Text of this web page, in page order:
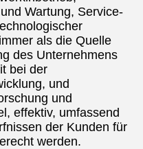
Wartung, Service-
als die Quelle
des Unternehmens
bei der
und
und
effektiv, umfassend
der Kunden für
werden.